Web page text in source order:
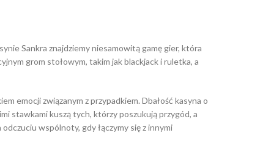
Sankra znajdziemy niesamowitą gamę gier, która
grom stołowym, takim jak blackjack i ruletka, a
emocji związanym z przypadkiem. Dbałość kasyna o
stawkami kuszą tych, którzy poszukują przygód, a
wspólnoty, gdy łączymy się z innymi